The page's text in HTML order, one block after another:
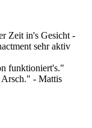
Zeit in's Gesicht -
sehr aktiv
funktioniert's."
Arsch." - Mattis